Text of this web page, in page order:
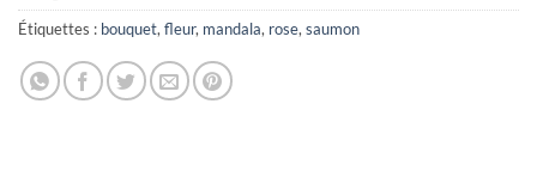
Étiquettes : bouquet, fleur, mandala, rose, saumon